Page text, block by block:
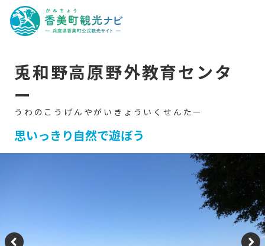
香
美
町
ナ
ビ
-
兵
庫
県
香
美
町
公
式
観
ト
-
兎和野高原野外教育センタ
ー
思いっきり自然で遊ぼう